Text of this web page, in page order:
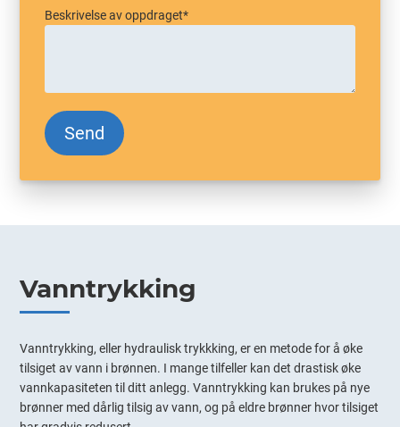
Beskrivelse av oppdraget*
Vanntrykking
Vanntrykking, eller hydraulisk trykkking, er en metode for å øke
tilsiget av vann i brønnen. I mange tilfeller kan det drastisk øke
vannkapasiteten til ditt anlegg. Vanntrykking kan brukes på nye
brønner med dårlig tilsig av vann, og på eldre brønner hvor tilsiget